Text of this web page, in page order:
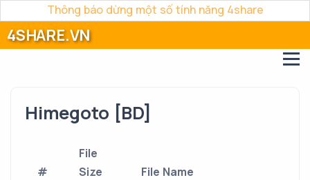
Thông báo dừng một số tính năng 4share
4SHARE.VN
Himegoto [BD]
#
File
Size
File Name